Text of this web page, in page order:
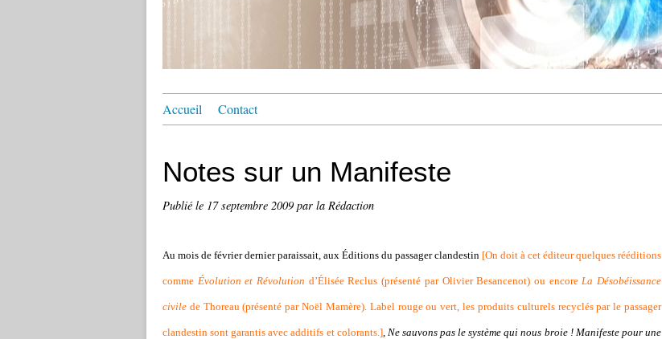
Accueil Contact
Notes sur un Manifeste
Publié le 17 septembre 2009 par la Rédaction
Au mois de février dernier paraissait, aux Éditions du passager clandestin [On doit à cet éditeur quelques rééditions
comme Évolution et Révolution d’Élisée Reclus (présenté par Olivier Besancenot) ou encoreLa Désobéissance
civile de Thoreau (présenté par Noël Mamère). Label rouge ou vert, les produits culturels recyclés par le passager
clandestin sont garantis avec additifs et colorants.], Ne sauvons pas le système qui nous broie ! Manifeste pour une